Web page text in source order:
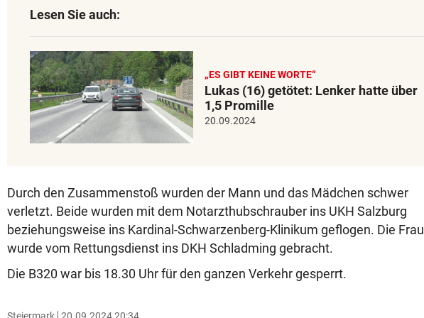
Lesen Sie auch:
„ES GIBT KEINE WORTE“
Lukas (16) getötet: Lenker hatte über
1,5 Promille
20.09.2024
Durch den Zusammenstoß wurden der Mann und das Mädchen schwer
verletzt. Beide wurden mit dem Notarzthubschrauber ins UKH Salzburg
beziehungsweise ins Kardinal-Schwarzenberg-Klinikum geflogen. Die Frau
wurde vom Rettungsdienst ins DKH Schladming gebracht.
Die B320 war bis 18.30 Uhr für den ganzen Verkehr gesperrt.
Steiermark 20.09.2024 20:34